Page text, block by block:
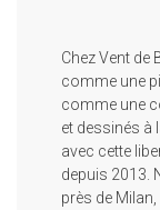
Chez Vent de
comme une
comme une
et dessinés à
avec cette
depuis 2013.
près de